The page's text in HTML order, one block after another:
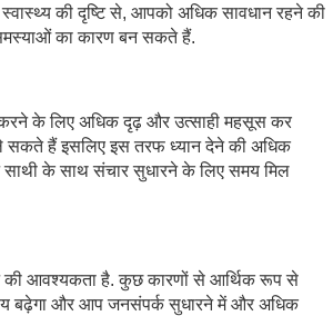
की दृष्टि से, आपको अधिक सावधान रहने की
का कारण बन सकते हैं.
करने के लिए अधिक दृढ़ और उत्साही महसूस कर
हैं इसलिए इस तरफ ध्यान देने की अधिक
साथी के साथ संचार सुधारने के लिए समय मिल
की आवश्यकता है. कुछ कारणों से आर्थिक रूप से
बढ़ेगा और आप जनसंपर्क सुधारने में और अधिक